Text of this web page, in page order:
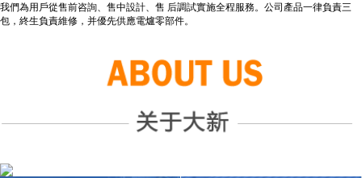
我們為用戶從售前咨詢、售中設計、售 后調試實施全程服務。公司產品一律負責三
包，終生負責維修，并優先供應電爐零部件。